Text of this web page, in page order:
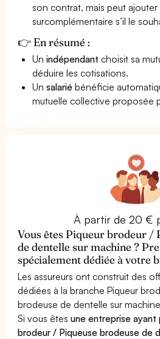
son contrat, mais peut ajouter
surcomplémentaire s’il le
👉 En résumé :
Unindépendant choisit sa
déduire les cotisations.
Unsalarié bénéficie
mutuelle collective proposée
À partir de 20 €
Vous êtes Piqueur brodeur /
de dentelle sur machine ?
spécialement dédiée à votre
Les assureurs ont construit des
dédiées à la branche Piqueur
brodeuse de dentelle sur
Si vous êtesune entreprise
brodeur / Piqueuse brodeuse de